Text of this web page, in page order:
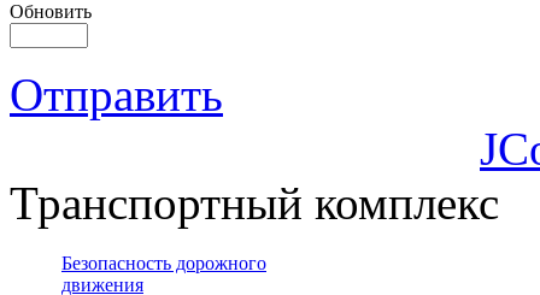
Обновить
Отправить
Транспортный комплекс
Безопасность дорожного
движения